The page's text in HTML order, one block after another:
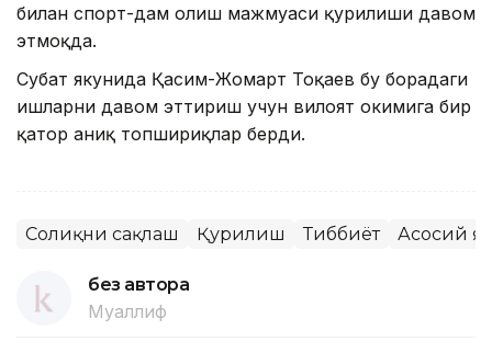
билан спорт-дам олиш мажмуаси қурилиши давом
этмоқда.
Суҳбат якунида Қасим-Жомарт Тоқаев бу борадаги
ишларни давом эттириш учун вилоят ҳокимига бир
қатор аниқ топшириқлар берди.
Соғлиқни сақлаш Қурилиш Тиббиёт Асосий
без автора
Муаллиф